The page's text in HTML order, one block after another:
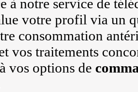
à notre service de
votre profil via un
consommation
vos traitements
vos options de